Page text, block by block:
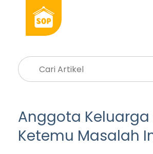
Anggota
Ketemu Masalah